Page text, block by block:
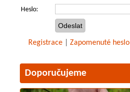
Heslo:
Registrace Zapomenuté heslo
Doporučujeme